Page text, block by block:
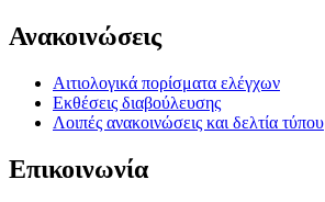
Ανακοινώσεις
Αιτιολογικά πορίσματα ελέγχων
Εκθέσεις διαβούλευσης
Λοιπές ανακοινώσεις και δελτία τύπου
Επικοινωνία